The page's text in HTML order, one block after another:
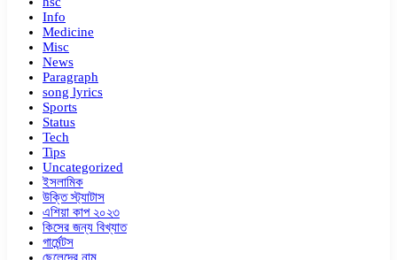
Info
Medicine
Misc
News
Paragraph
song lyrics
Sports
Status
Tech
Tips
Uncategorized
ইসলামিক
উক্তি স্ট্যাটাস
এশিয়া কাপ ২০২৩
কিসের জন্য বিখ্যাত
গার্মেন্টস